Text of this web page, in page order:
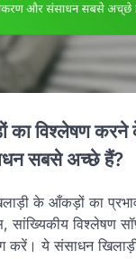
का विश्लेषण करने
सबसे अच्छे हैं?
के आँकड़ों का
सांख्यिकीय विश्लेषण
करें। ये संसाधन